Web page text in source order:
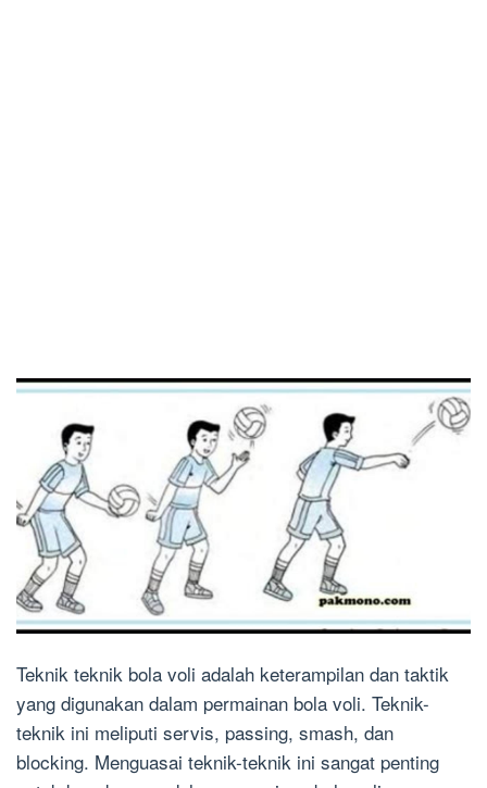
Teknik teknik bola voli adalah keterampilan dan taktik
yang digunakan dalam permainan bola voli. Teknik-
teknik ini meliputi servis, passing, smash, dan
blocking. Menguasai teknik-teknik ini sangat penting